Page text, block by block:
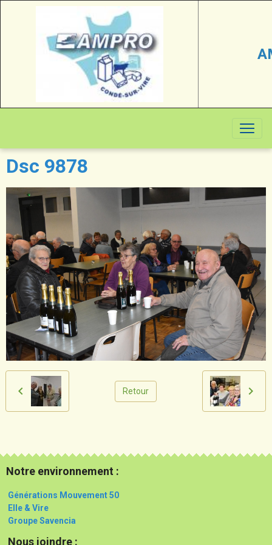
Dsc 9878
Retour
Notre environnement :
Générations Mouvement 50
Elle & Vire
Groupe Savencia
Nous joindre :